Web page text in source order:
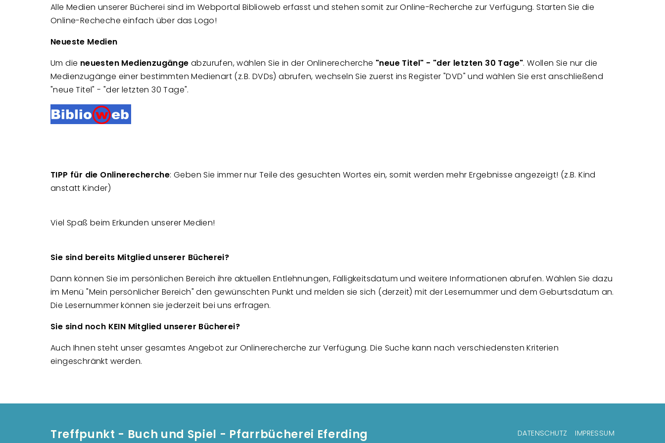
Alle Medien unserer Bücherei sind im Webportal Biblioweb erfasst und stehen somit zur Online-Recherche zur Verfügung. Starten Sie die
Online-Recheche einfach über das Logo!
Neueste Medien
Um die neuesten Medienzugänge abzurufen, wählen Sie in der Onlinerecherche "neue Titel" - "der letzten 30 Tage". Wollen Sie nur die
Medienzugänge einer bestimmten Medienart (z.B. DVDs) abrufen, wechseln Sie zuerst ins Register "DVD" und wählen Sie erst anschließend
"neue Titel" - "der letzten 30 Tage".
TIPP für die Onlinerecherche: Geben Sie immer nur Teile des gesuchten Wortes ein, somit werden mehr Ergebnisse angezeigt! (z.B. Kind
anstatt Kinder)
Viel Spaß beim Erkunden unserer Medien!
Sie sind bereits Mitglied unserer Bücherei?
Dann können Sie im persönlichen Bereich ihre aktuellen Entlehnungen, Fälligkeitsdatum und weitere Informationen abrufen. Wählen Sie dazu
im Menü "Mein persönlicher Bereich" den gewünschten Punkt und melden sie sich (derzeit) mit der Lesernummer und dem Geburtsdatum an.
Die Lesernummer können sie jederzeit bei uns erfragen.
Sie sind noch KEIN Mitglied unserer Bücherei?
Auch Ihnen steht unser gesamtes Angebot zur Onlinerecherche zur Verfügung. Die Suche kann nach verschiedensten Kriterien
eingeschränkt werden.
Treffpunkt - Buch und Spiel - Pfarrbücherei Eferding DATENSCHUTZ IMPRESSUM